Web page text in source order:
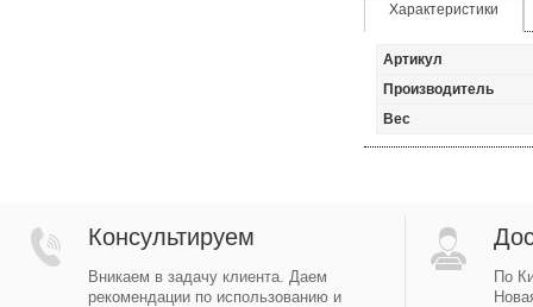
Характеристики
Артикул
Производитель
Вес
Консультируем
Вникаем в задачу клиента. Даем
рекомендации по использованию и
По